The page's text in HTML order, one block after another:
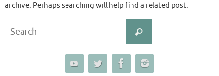
archive. Perhaps searching will help find a related post.
Search